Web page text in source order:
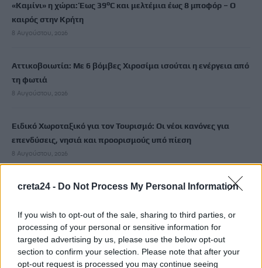
creta24 - Do Not Process My Personal Information
If you wish to opt-out of the sale, sharing to third parties, or
processing of your personal or sensitive information for
targeted advertising by us, please use the below opt-out
section to confirm your selection. Please note that after your
opt-out request is processed you may continue seeing
«Καμίνι» η χώρα: Έως 39°C και μελτέμια έως 8 μποφόρ – Ο
καιρός στην Κρήτη
8 Αυγούστου, 2026
Αττικοβοιωτία: Με 6 βόμβες Χιροσίμα ισούται η ενέργεια από
τη φωτιά
8 Αυγούστου, 2026
Ειδικό Χωροταξικό για τον Τουρισμό: Οι νέοι κανόνες για
επενδύσεις, νησιά και προορισμούς υπό πίεση
8 Αυγούστου, 2026
Σούπερ Μάρκετ: Και νέοι κωδικοί στις μειώσεις στα ράφια
ΑΑΔΕ: Άνοιξε εκ νέου η πλατφόρμα για τη νέα Ενιαία Αίτηση
Ενίσχυσης 2026
8 Αυγούστου, 2026